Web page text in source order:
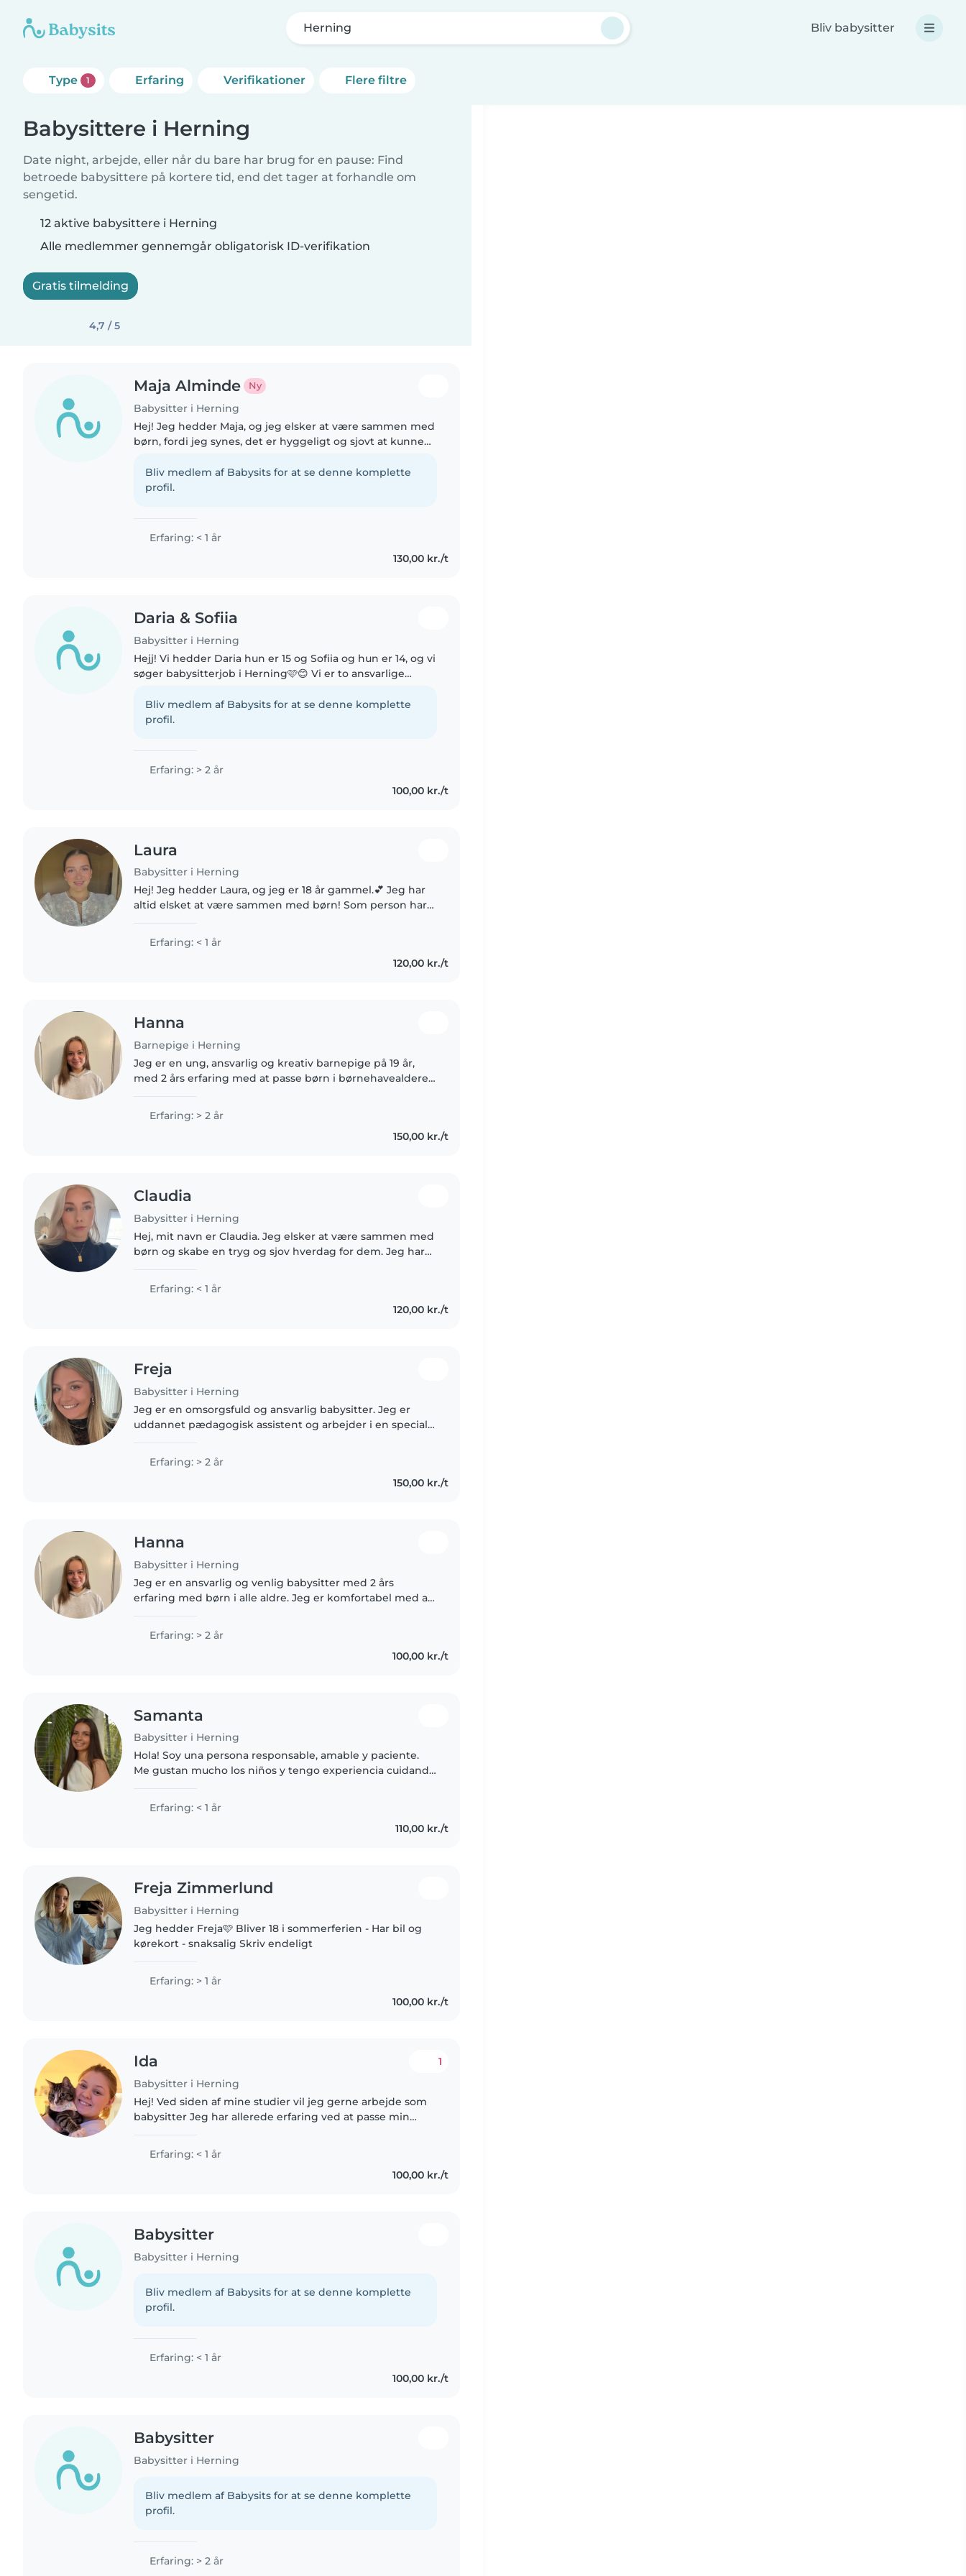
Herning Bliv babysitter
Type 1 Erfaring Verifikationer Flere filtre
Babysittere i Herning
Date night, arbejde, eller når du bare har brug for en pause: Find
betroede babysittere på kortere tid, end det tager at forhandle om
sengetid.
12 aktive babysittere i Herning
Alle medlemmer gennemgår obligatorisk ID-verifikation
Gratis tilmelding
4,7 / 5
Maja Alminde Ny
Babysitter i Herning
Hej! Jeg hedder Maja, og jeg elsker at være sammen med
børn, fordi jeg synes, det er hyggeligt og sjovt at kunne
dem. Jeg er en..
Bliv medlem af Babysits for at se denne komplette
profil.
Erfaring: < 1 år
130,00 kr./t
Daria & Sofiia
Babysitter i Herning
Hejj! Vi hedder Daria hun er 15 og Sofiia og hun er 14, og vi
søger babysitterjob i Herning🩷😊 Vi er to ansvarlige
🌸Sammen kan..
Bliv medlem af Babysits for at se denne komplette
profil.
Erfaring: > 2 år
100,00 kr./t
Laura
Babysitter i Herning
Hej! Jeg hedder Laura, og jeg er 18 år gammel.💕 Jeg har
altid elsket at være sammen med børn! Som person har
og hyggelige..
Erfaring: < 1 år
120,00 kr./t
Hanna
Barnepige i Herning
Jeg er en ung, ansvarlig og kreativ barnepige på 19 år,
med 2 års erfaring med at passe børn i børnehavealderen
mad, hjælpe..
Erfaring: > 2 år
150,00 kr./t
Claudia
Babysitter i Herning
Hej, mit navn er Claudia. Jeg elsker at være sammen med
børn og skabe en tryg og sjov hverdag for dem. Jeg har
erfaring med..
Erfaring: < 1 år
120,00 kr./t
Freja
Babysitter i Herning
Jeg er en omsorgsfuld og ansvarlig babysitter. Jeg er
uddannet pædagogisk assistent og arbejder i en special
Erfaring: > 2 år
150,00 kr./t
Hanna
Babysitter i Herning
Jeg er en ansvarlig og venlig babysitter med 2 års
erfaring med børn i alle aldre. Jeg er komfortabel med at
lektier. Jeg taler..
Erfaring: > 2 år
100,00 kr./t
Samanta
Babysitter i Herning
Hola! Soy una persona responsable, amable y paciente.
Me gustan mucho los niños y tengo experiencia cuidando
alemán, y actualmente..
Erfaring: < 1 år
110,00 kr./t
Freja Zimmerlund
Babysitter i Herning
Jeg hedder Freja🩷 Bliver 18 i sommerferien - Har bil og
kørekort - snaksalig Skriv endeligt
Erfaring: > 1 år
100,00 kr./t
Ida
Babysitter i Herning
1
Hej! Ved siden af mine studier vil jeg gerne arbejde som
babysitter Jeg har allerede erfaring ved at passe min
udover at passe..
Erfaring: < 1 år
100,00 kr./t
Babysitter
Babysitter i Herning
Bliv medlem af Babysits for at se denne komplette
profil.
Erfaring: < 1 år
100,00 kr./t
Babysitter
Babysitter i Herning
Bliv medlem af Babysits for at se denne komplette
profil.
Erfaring: > 2 år